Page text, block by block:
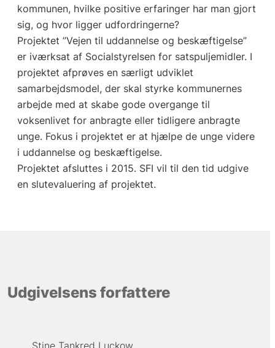
kommunen, hvilke positive erfaringer har man gjort
sig, og hvor ligger udfordringerne?
Projektet ”Vejen til uddannelse og beskæftigelse”
er iværksat af Socialstyrelsen for satspuljemidler. I
projektet afprøves en særligt udviklet
samarbejdsmodel, der skal styrke kommunernes
arbejde med at skabe gode overgange til
voksenlivet for anbragte eller tidligere anbragte
unge. Fokus i projektet er at hjælpe de unge videre
i uddannelse og beskæftigelse.
Projektet afsluttes i 2015. SFI vil til den tid udgive
en slutevaluering af projektet.
Udgivelsens forfattere